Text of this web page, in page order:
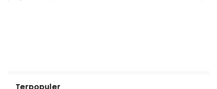
Terpopuler